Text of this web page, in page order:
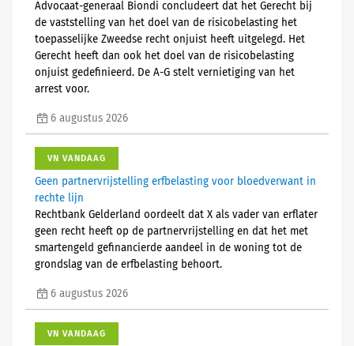
Advocaat-generaal Biondi concludeert dat het Gerecht bij
de vaststelling van het doel van de risicobelasting het
toepasselijke Zweedse recht onjuist heeft uitgelegd. Het
Gerecht heeft dan ook het doel van de risicobelasting
onjuist gedefinieerd. De A-G stelt vernietiging van het
arrest voor.
6 augustus 2026
VN VANDAAG
Geen partnervrijstelling erfbelasting voor bloedverwant in
rechte lijn
Rechtbank Gelderland oordeelt dat X als vader van erflater
geen recht heeft op de partnervrijstelling en dat het met
smartengeld gefinancierde aandeel in de woning tot de
grondslag van de erfbelasting behoort.
6 augustus 2026
VN VANDAAG